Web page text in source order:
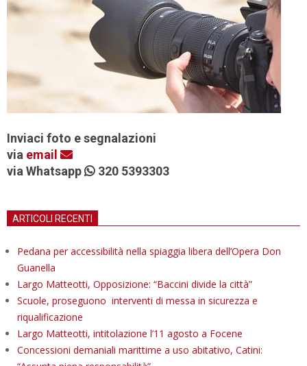
Inviaci foto e segnalazioni
via email
via Whatsapp
320 5393303
ARTICOLI RECENTI
Pedana per accessibilità nella spiaggia libera dell’Opera Don
Guanella
Largo Matteotti, Opposizione: “Baccini divide la città”
Scuole, proseguono interventi di messa in sicurezza e
riqualificazione
Largo Matteotti, intitolazione l’11 agosto a Focene
Concessioni demaniali marittime a uso abitativo, Catini: